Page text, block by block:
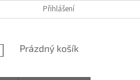
Přihlášení
NÁKUPNÍ
Prázdný košík